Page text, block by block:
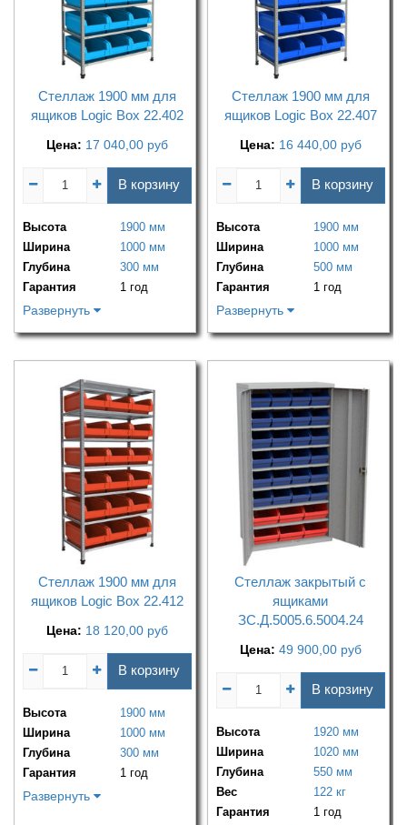
Стеллаж 1900 мм для
ящиков Logic Box 22.402
Цена: 17 040,00 руб
В корзину
Высота
1900 мм
Ширина
1000 мм
Глубина
300 мм
Гарантия
1 год
Развернуть
Стеллаж 1900 мм для
ящиков Logic Box 22.407
Цена: 16 440,00 руб
В корзину
Высота
1900 мм
Ширина
1000 мм
Глубина
500 мм
Гарантия
1 год
Развернуть
Стеллаж 1900 мм для
ящиков Logic Box 22.412
Цена: 18 120,00 руб
В корзину
Высота
1900 мм
Ширина
1000 мм
Глубина
300 мм
Гарантия
1 год
Развернуть
Стеллаж закрытый с
ящиками
ЗС.Д.5005.6.5004.24
Цена: 49 900,00 руб
В корзину
Высота
1920 мм
Ширина
1020 мм
Глубина
550 мм
Вес
122 кг
Гарантия
1 год